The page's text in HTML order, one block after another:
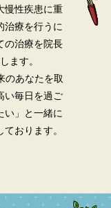
慢性疾患に重
治療を行うに
の治療を院長
ます。
のあなたを取
い毎日を過ご
い」と一緒に
おります。